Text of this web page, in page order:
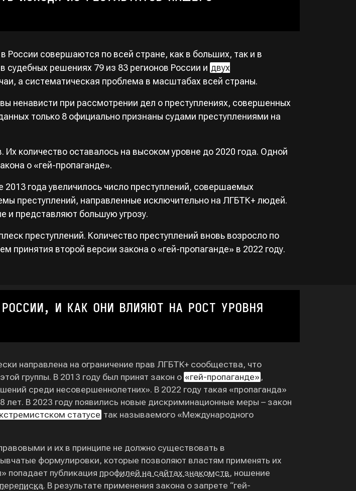
совершаются по всей стране, как в больших, так и в
судебных решениях 79 из 83 регионов России и двух
а систематическая проблема в масштабах всей страны.
ненависти при рассмотрении дел о преступлениях, совершенных
только 8 официально признаны судами преступлениями на
количество оставалось на высоком уровне до 2020 года. Одной
о «гей-пропаганде».
года увеличилось число преступлений, совершаемых
преступлений, направленные исключительно на ЛГБТК+ людей.
и представляют большую угрозу.
преступлений. Количество преступлений вновь возросло по
второй версии закона о «гей-пропаганде» в 2022 году.
И КАК ОНИ ВЛИЯЮТ НА РОСТ УРОВНЯ
направлена на ограничение прав ЛГБТК+ сообщества, что
группы. В 2013 году был принят закон о «гей-пропаганде» ,
среди несовершеннолетних». В 2022 году такая «пропаганда»
лет. В 2023 году появились новые дискриминационные меры – закон
статусе так называемого «Международного
и их в принципе не должно существовать в
формулировки, которые позволяют властям применять их
попадает публикация профилей на сайтах знакомств, ношение
. В результате применения закона о запрете “гей-